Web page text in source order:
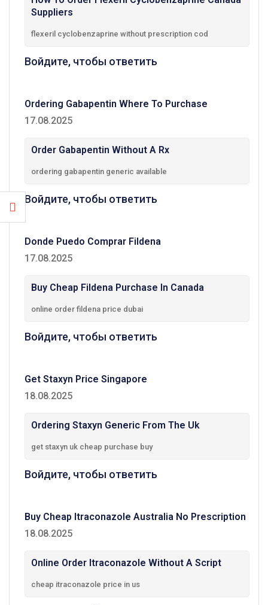
Suppliers
flexeril cyclobenzaprine without prescription cod
Войдите, чтобы ответить
Ordering Gabapentin Where To Purchase
17.08.2025
Order Gabapentin Without A Rx
ordering gabapentin generic available
Войдите, чтобы ответить
Donde Puedo Comprar Fildena
17.08.2025
Buy Cheap Fildena Purchase In Canada
online order fildena price dubai
Войдите, чтобы ответить
Get Staxyn Price Singapore
18.08.2025
Ordering Staxyn Generic From The Uk
get staxyn uk cheap purchase buy
Войдите, чтобы ответить
Buy Cheap Itraconazole Australia No Prescription
18.08.2025
Online Order Itraconazole Without A Script
cheap itraconazole price in us